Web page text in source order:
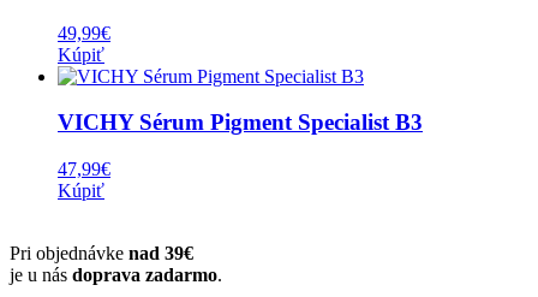
49,99€
Kúpiť
VICHY Sérum Pigment Specialist B3
47,99€
Kúpiť
Pri objednávke nad 39€
je u nás doprava zadarmo.